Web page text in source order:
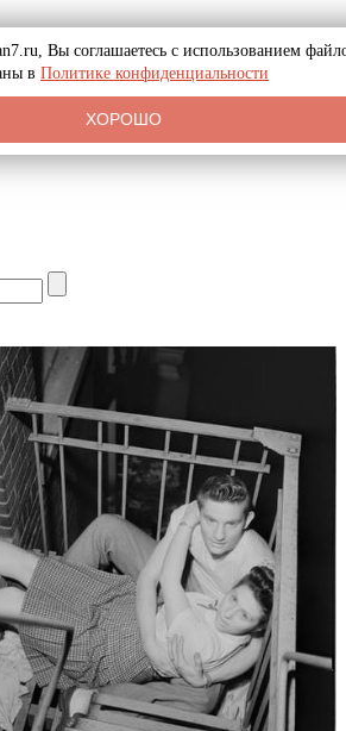
Вы соглашаетесь с использованием
в Политике конфиденциальности
ХОРОШО